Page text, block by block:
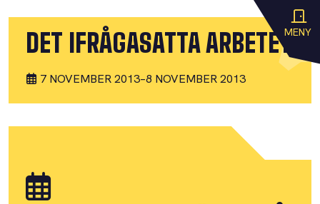
MENY
DET IFRÅGASATTA ARBETET
7 NOVEMBER 2013–8 NOVEMBER 2013